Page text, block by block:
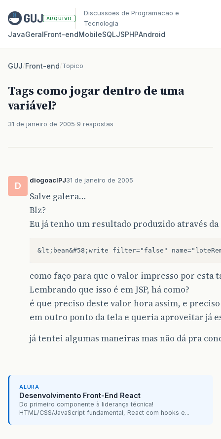
ARQUIVO
Discussoes de Programacao e
Tecnologia
JavaGeralFront‑endMobileSQLJSPHPAndroid
GUJ/Front-end/Topico
Tags como jogar dentro de uma
variável?
31 de janeiro de 2005 9 respostas
D
diogoaclPJ31 de janeiro de 2005
Salve galera…
Blz?
Eu já tenho um resultado produzido através da
como faço para que o valor impresso por esta
Lembrando que isso é em JSP, há como?
é que preciso deste valor hora assim, e
em outro ponto da tela e queria aproveitar já
já tentei algumas maneiras mas não dá pra
ALURA
Desenvolvimento Front-End React
Do primeiro componente à liderança técnica!
HTML/CSS/JavaScript fundamental, React com hooks e...